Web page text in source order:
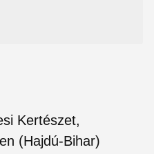
Kertészet,
(Hajdú-Bihar)